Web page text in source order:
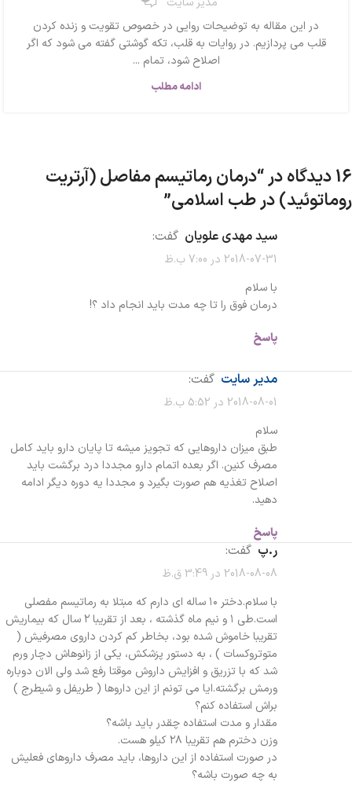
در این مقاله به توضیحات روایی در خصوص تقویت و زنده کردن
قلب می پردازیم. در روایات به قلب، تکه گوشتی گفته می شود که اگر
اصلاح شود، تمام ...
ادامه مطلب
16 دیدگاه در “
درمان رماتیسم مفاصل (آرتریت
روماتوئید) در طب اسلامی”
سید مهدی علویان گفت:
2018-07-31 در 7:00 ب.ظ
با سلام
درمان فوق را تا چه مدت باید انجام داد ؟!
پاسخ
مدیر سایت گفت:
2018-08-01 در 5:52 ب.ظ
سلام
طبق میزان داروهایی که تجویز میشه تا پایان دارو باید کامل
مصرف کنین. اگر بعده اتمام دارو مجددا درد برگشت باید
اصلاح تغذیه هم صورت بگیرد و مجددا یه دوره دیگر ادامه
دهید.
پاسخ
ر.پ گفت:
2018-08-08 در 3:49 ق.ظ
با سلام.دختر ۱۰ ساله ای دارم که مبتلا به رماتیسم مفصلی
است.طی ۱ و نیم ماه گذشته ، بعد از تقریبا ۲ سال که بیماریش
تقریبا خاموش شده بود، بخاطر کم کردن داروی مصرفیش (
متوتروکسات ) ، به دستور پزشکش، یکی از زانوهاش دچار ورم
شد که با تزریق و افزایش داروش موقتا رفع شد ولی الان دوباره
ورمش برگشته.ایا می تونم از این داروها ( طریفل و شیطرج )
براش استفاده کنم؟
مقدار و مدت استفاده چقدر باید باشه؟
وزن دخترم هم تقریبا ۲۸ کیلو هست.
در صورت استفاده از این داروها، باید مصرف داروهای فعلیش
به چه صورت باشه؟